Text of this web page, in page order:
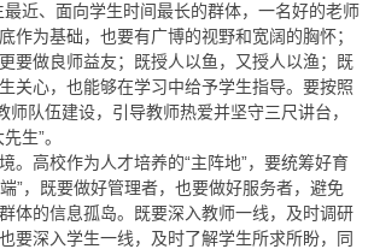
最近、面向学生时间最长的群体，一名好的老师
作为基础，也要有广博的视野和宽阔的胸怀；
要做良师益友；既授人以鱼，又授人以渔；既
关心，也能够在学习中给予学生指导。要按照
师队伍建设，引导教师热爱并坚守三尺讲台，
生”。
。高校作为人才培养的“主阵地”，要统筹好育
端”，既要做好管理者，也要做好服务者，避免
体的信息孤岛。既要深入教师一线，及时调研
要深入学生一线，及时了解学生所求所盼，同